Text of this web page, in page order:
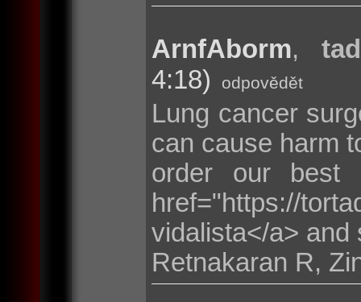
ArnfAborm,
4:18)
odpovědět
Lung cancer
can cause harm
order our best
href="https://
vidalista</a> and
Retnakaran R,